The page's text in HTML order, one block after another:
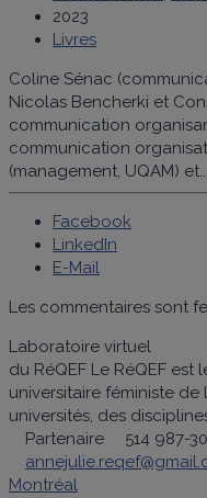
2023
Livres
Coline Sénac
Nicolas Bencherki et
communication
communication
(management, UQAM) et...
Facebook
LinkedIn
E-Mail
Les commentaires sont
Laboratoire virtuel
du RéQEF Le RéQEF est
universitaire féministe
universités, des
Partenaire
514 987-
Montréal